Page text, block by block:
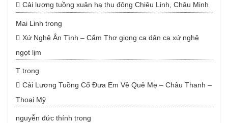
Cải lương tuồng xuân hạ thu đông Chiêu Linh, Châu Minh
Mai Linh trong
Xứ Nghệ Ân Tình – Cẩm Thơ giọng ca dân ca xứ nghệ
ngọt lịm
T trong
Cải Lương Tuồng Cổ Đưa Em Về Quê Mẹ – Châu Thanh –
Thoại Mỹ
nguyễn đức thính trong